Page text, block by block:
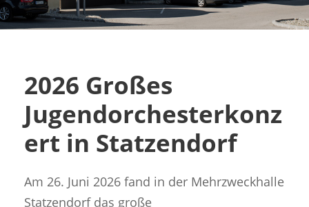
2026 Großes
Jugendorchesterkonz
ert in Statzendorf
Am 26. Juni 2026 fand in der Mehrzweckhalle
Statzendorf das große